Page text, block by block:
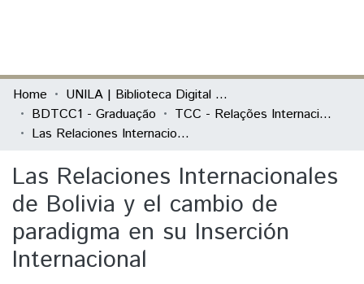
Communities & Collections
All of DSpace
Home
UNILA | Biblioteca Digital de Trabalhos de Conclusão de Curso
BDTCC1 - Graduação
TCC - Relações Internacionais e Integração
Las Relaciones Internacionales de Bolivia y el cambio de paradigma en su Inserción Internacional
Las Relaciones Internacionales
de Bolivia y el cambio de
paradigma en su Inserción
Internacional